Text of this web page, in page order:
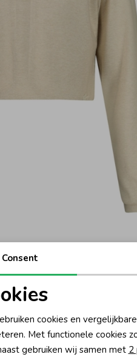
cookies
cookies
Consent
cookies en
Met functionele cookies
gebruiken wij samen met 2